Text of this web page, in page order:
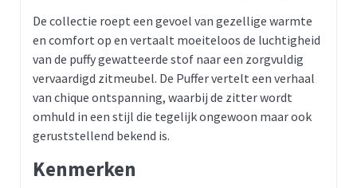
De collectie roept een gevoel van gezellige warmte
en comfort op en vertaalt moeiteloos de luchtigheid
van de puffy gewatteerde stof naar een zorgvuldig
vervaardigd zitmeubel. De Puffer vertelt een verhaal
van chique ontspanning, waarbij de zitter wordt
omhuld in een stijl die tegelijk ongewoon maar ook
geruststellend bekend is.
Kenmerken